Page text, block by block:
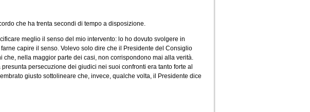
che ha trenta secondi di tempo a disposizione.
meglio il senso del mio intervento: lo ho dovuto svolgere in
capire il senso. Volevo solo dire che il Presidente del Consiglio
nella maggior parte dei casi, non corrispondono mai alla verità.
persecuzione dei giudici nei suoi confronti era tanto forte al
giusto sottolineare che, invece, qualche volta, il Presidente dice